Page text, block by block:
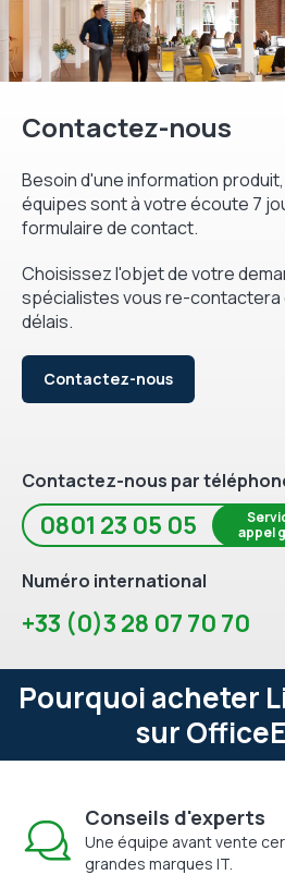
Contactez-nous
Besoin d'une information
équipes sont à votre écoute 7
formulaire de contact.
Choisissez l'objet de votre
spécialistes vous re-contactera
délais.
Contactez-nous
Contactez-nous par
0801 23 05 05
appel
Numéro international
+33 (0)3 28 07 70 70
Pourquoi acheter
sur
Conseils d'experts
Une équipe avant vente
grandes marques IT.